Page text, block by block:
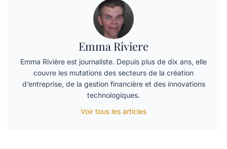
Emma Riviere
Emma Rivière est journaliste. Depuis plus de dix ans, elle
couvre les mutations des secteurs de la création
d’entreprise, de la gestion financière et des innovations
technologiques.
Voir tous les articles